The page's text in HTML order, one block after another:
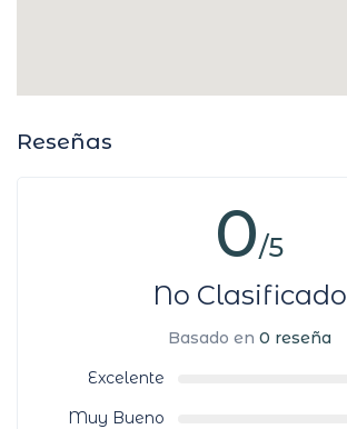
Reseñas
0/5
No Clasificado
Basado en 0 reseña
Excelente
Muy Bueno